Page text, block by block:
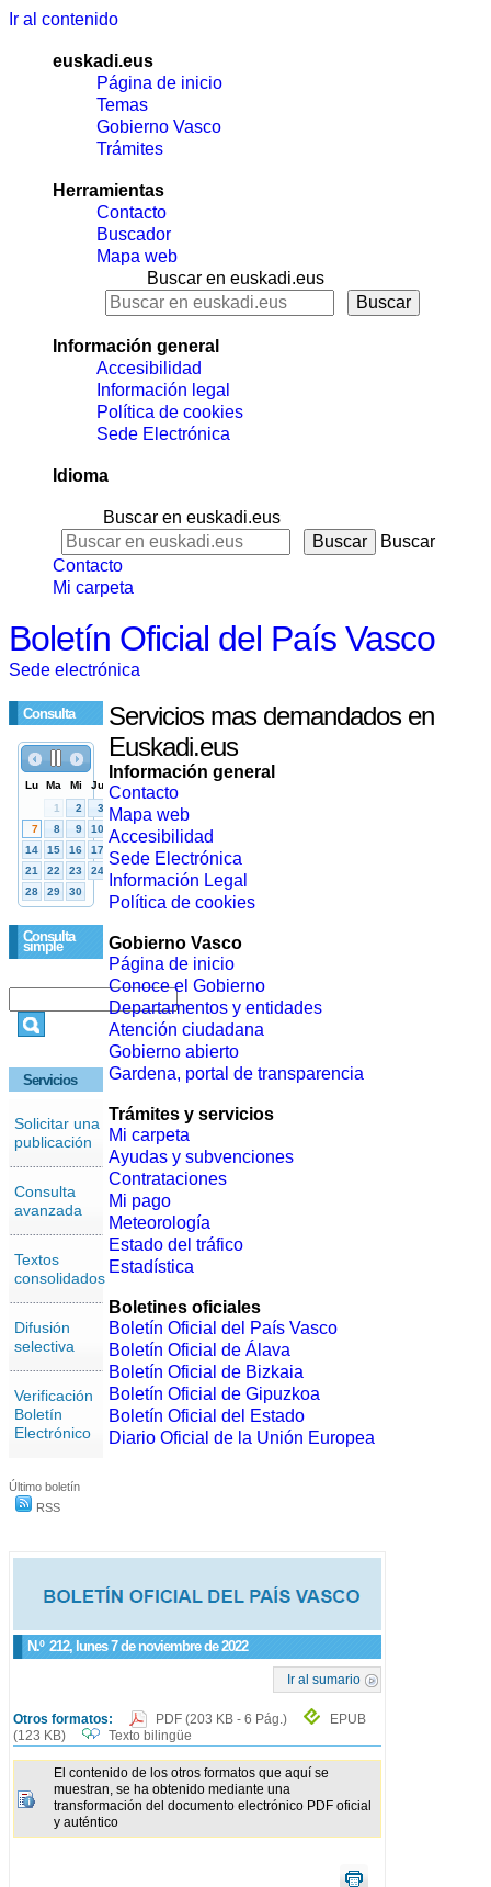
Ir al contenido
euskadi.eus
Página de inicio
Temas
Gobierno Vasco
Trámites
Herramientas
Contacto
Buscador
Mapa web
Buscar en euskadi.eus
Información general
Accesibilidad
Información legal
Política de cookies
Sede Electrónica
Idioma
Buscar en euskadi.eus
Buscar
Contacto
Mi carpeta
Boletín Oficial del País Vasco
Sede electrónica
Consulta
Consulta
simple
Servicios
Solicitar una
publicación
Consulta
avanzada
Textos
consolidados
Difusión
selectiva
Verificación
Boletín
Electrónico
Último boletín
RSS
N.º 212, lunes 7 de noviembre de 2022
Ir al sumario
Otros formatos: PDF (203 KB - 6 Pág.)
EPUB
(123 KB)
Texto bilingüe
El contenido de los otros formatos que aquí se
muestran, se ha obtenido mediante una
transformación del documento electrónico PDF oficial
y auténtico
Servicios mas demandados en
Euskadi.eus
Información general
Contacto
Mapa web
Accesibilidad
Sede Electrónica
Información Legal
Política de cookies
Gobierno Vasco
Página de inicio
Conoce el Gobierno
Departamentos y entidades
Atención ciudadana
Gobierno abierto
Gardena, portal de transparencia
Trámites y servicios
Mi carpeta
Ayudas y subvenciones
Contrataciones
Mi pago
Meteorología
Estado del tráfico
Estadística
Boletines oficiales
Boletín Oficial del País Vasco
Boletín Oficial de Álava
Boletín Oficial de Bizkaia
Boletín Oficial de Gipuzkoa
Boletín Oficial del Estado
Diario Oficial de la Unión Europea